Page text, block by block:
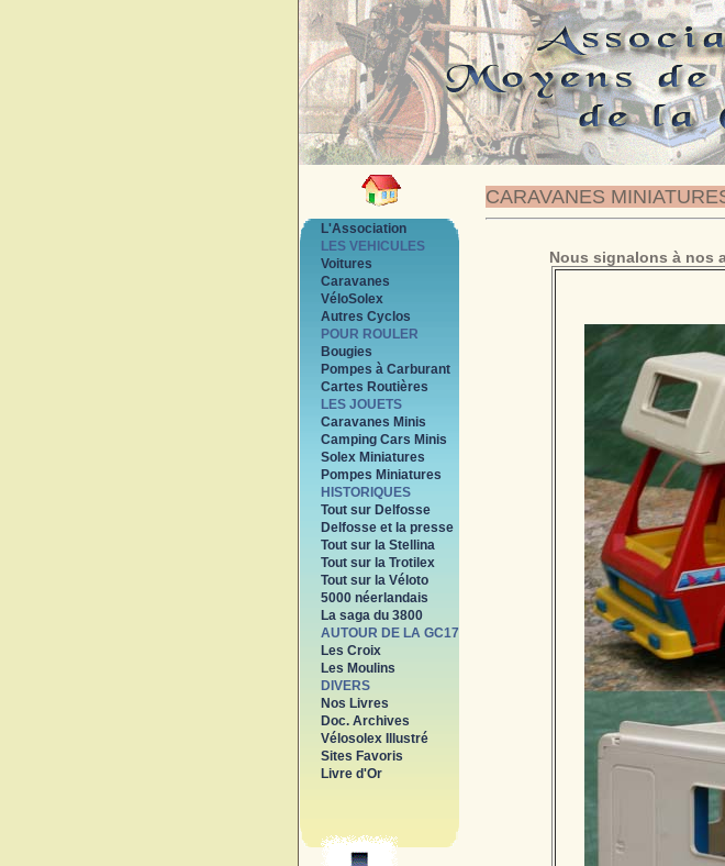
CARAVANES
L'Association
LES VEHICULES
Voitures
Caravanes
VéloSolex
Autres Cyclos
POUR ROULER
Bougies
Pompes à Carburant
Cartes Routières
LES JOUETS
Caravanes Minis
Camping Cars Minis
Solex Miniatures
Pompes Miniatures
HISTORIQUES
Tout sur Delfosse
Delfosse et la presse
Tout sur la Stellina
Tout sur la Trotilex
Tout sur la Véloto
5000 néerlandais
La saga du 3800
AUTOUR DE LA GC17
Les Croix
Les Moulins
DIVERS
Nos Livres
Doc. Archives
Vélosolex Illustré
Sites Favoris
Livre d'Or
Nous signalons à nos